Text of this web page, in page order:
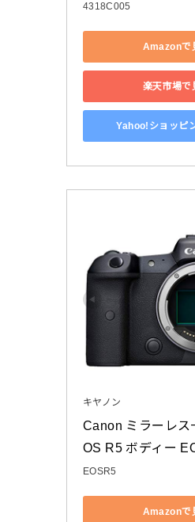
4318C005
Amazonで
楽天市場で
Yahoo!ショッピ
キヤノン
Canon ミラーレス
OS R5 ボディー
EOSR5
Amazonで